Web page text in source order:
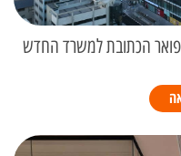
הכתובת למשרד החדש